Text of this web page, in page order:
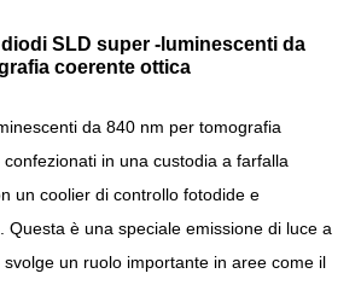
SLD super -luminescenti da
coerente ottica
da 840 nm per tomografia
in una custodia a farfalla
un coolier di controllo fotodide e
Questa è una speciale emissione di luce a
un ruolo importante in aree come il